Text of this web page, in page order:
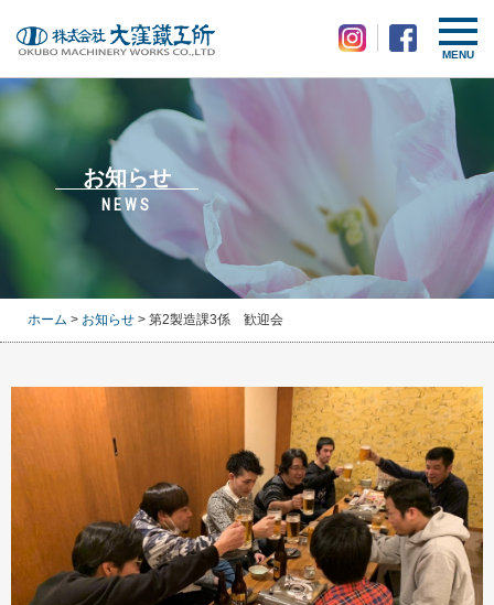
MENU
お知らせ
NEWS
ホーム > お知らせ > 第2製造課3係 歓迎会